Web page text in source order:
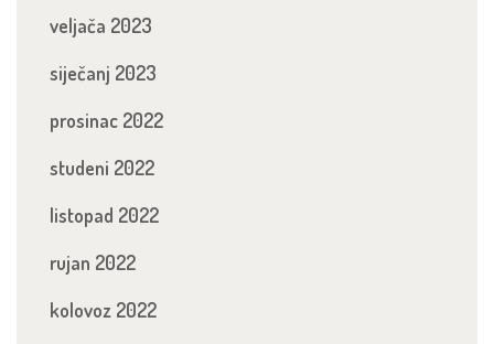
veljača 2023
siječanj 2023
prosinac 2022
studeni 2022
listopad 2022
rujan 2022
kolovoz 2022